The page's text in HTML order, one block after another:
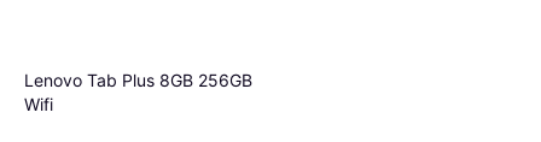
Lenovo Tab Plus 8GB 256GB
Wifi